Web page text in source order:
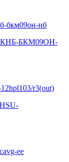
КНБ-БКМ09ОН-